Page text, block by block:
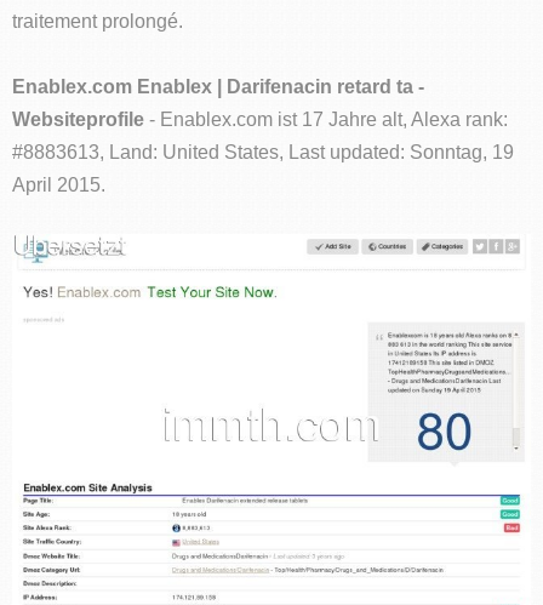
traitement prolongé.
Enablex.com Enablex | Darifenacin retard ta -
Websiteprofile - Enablex.com ist 17 Jahre alt, Alexa rank:
#8883613, Land: United States, Last updated: Sonntag, 19
April 2015.